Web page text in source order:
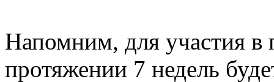
Напомним, для участия
протяжении 7 недель